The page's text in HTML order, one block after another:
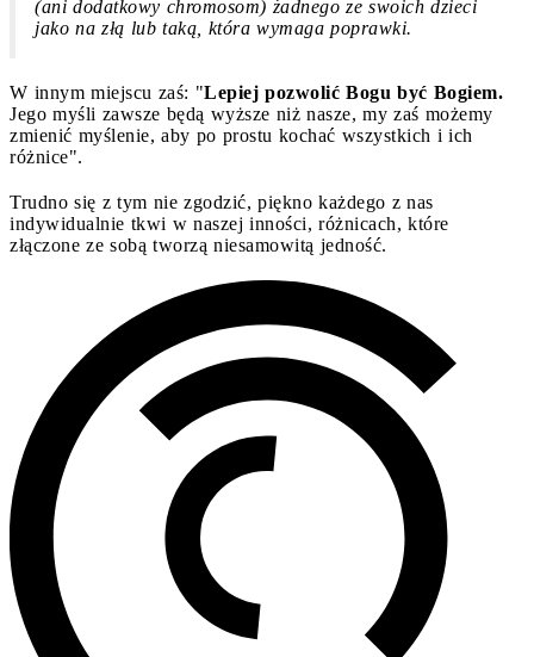
(ani dodatkowy chromosom) żadnego ze swoich dzieci
jako na złą lub taką, która wymaga poprawki.
W innym miejscu zaś: "Lepiej pozwolić Bogu być Bogiem.
Jego myśli zawsze będą wyższe niż nasze, my zaś możemy
zmienić myślenie, aby po prostu kochać wszystkich i ich
różnice".
Trudno się z tym nie zgodzić, piękno każdego z nas
indywidualnie tkwi w naszej inności, różnicach, które
złączone ze sobą tworzą niesamowitą jedność.